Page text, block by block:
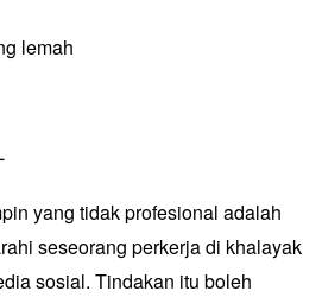
yang tidak profesional adalah
seseorang perkerja di khalayak
sosial. Tindakan itu boleh